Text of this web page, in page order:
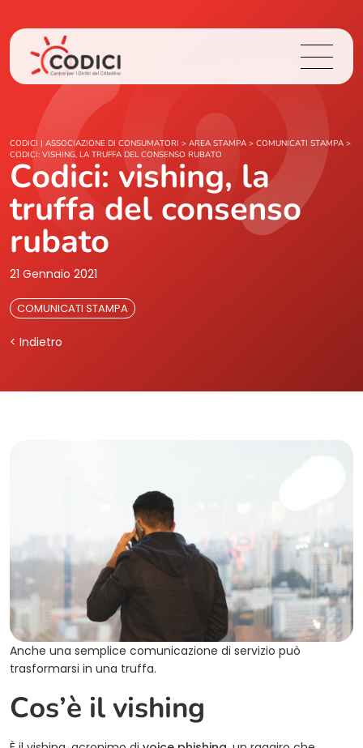
Chi Siamo
Cosa Facciamo
Area Stampa
CODICI | ASSOCIAZIONE DI CONSUMATORI > AREA STAMPA > COMUNICATI STAMPA >
CODICI: VISHING, LA TRUFFA DEL CONSENSO RUBATO
Codici: vishing, la
truffa del consenso
rubato
21 Gennaio 2021
COMUNICATI STAMPA
< Indietro
Anche una semplice comunicazione di servizio può
trasformarsi in una truffa.
Cos’è il vishing